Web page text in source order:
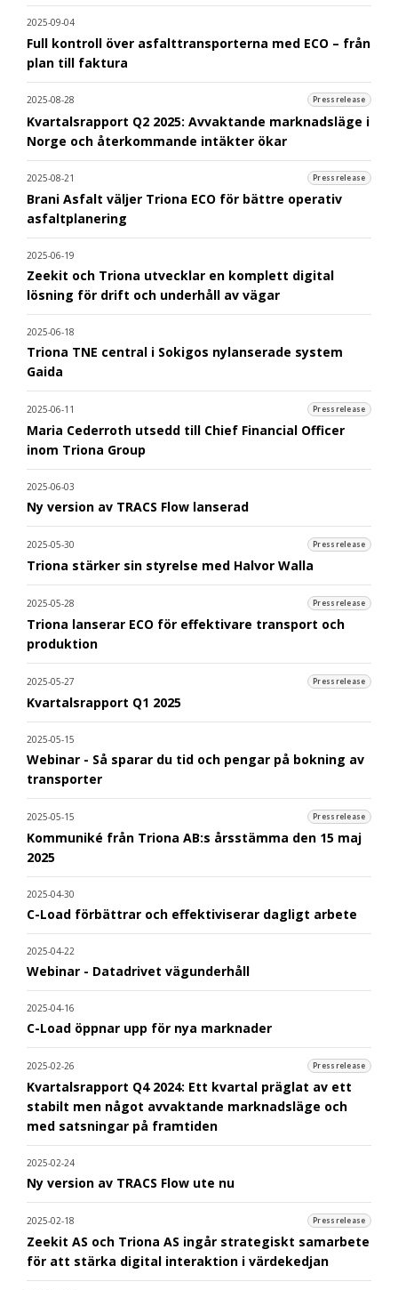
2025-09-04
Full kontroll över asfalttransporterna med ECO – från
plan till faktura
2025-08-28 Pressrelease
Kvartalsrapport Q2 2025: Avvaktande marknadsläge i
Norge och återkommande intäkter ökar
2025-08-21 Pressrelease
Brani Asfalt väljer Triona ECO för bättre operativ
asfaltplanering
2025-06-19
Zeekit och Triona utvecklar en komplett digital
lösning för drift och underhåll av vägar
2025-06-18
Triona TNE central i Sokigos nylanserade system
Gaida
2025-06-11 Pressrelease
Maria Cederroth utsedd till Chief Financial Officer
inom Triona Group
2025-06-03
Ny version av TRACS Flow lanserad
2025-05-30 Pressrelease
Triona stärker sin styrelse med Halvor Walla
2025-05-28 Pressrelease
Triona lanserar ECO för effektivare transport och
produktion
2025-05-27 Pressrelease
Kvartalsrapport Q1 2025
2025-05-15
Webinar - Så sparar du tid och pengar på bokning av
transporter
2025-05-15 Pressrelease
Kommuniké från Triona AB:s årsstämma den 15 maj
2025
2025-04-30
C-Load förbättrar och effektiviserar dagligt arbete
2025-04-22
Webinar - Datadrivet vägunderhåll
2025-04-16
C-Load öppnar upp för nya marknader
2025-02-26 Pressrelease
Kvartalsrapport Q4 2024: Ett kvartal präglat av ett
stabilt men något avvaktande marknadsläge och
med satsningar på framtiden
2025-02-24
Ny version av TRACS Flow ute nu
2025-02-18 Pressrelease
Zeekit AS och Triona AS ingår strategiskt samarbete
för att stärka digital interaktion i värdekedjan